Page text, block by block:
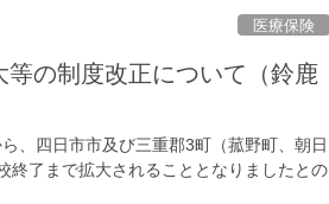
医療保険
の制度改正について（鈴鹿
、四日市市及び三重郡3町（菰野町、朝日
終了まで拡大されることとなりましたとの